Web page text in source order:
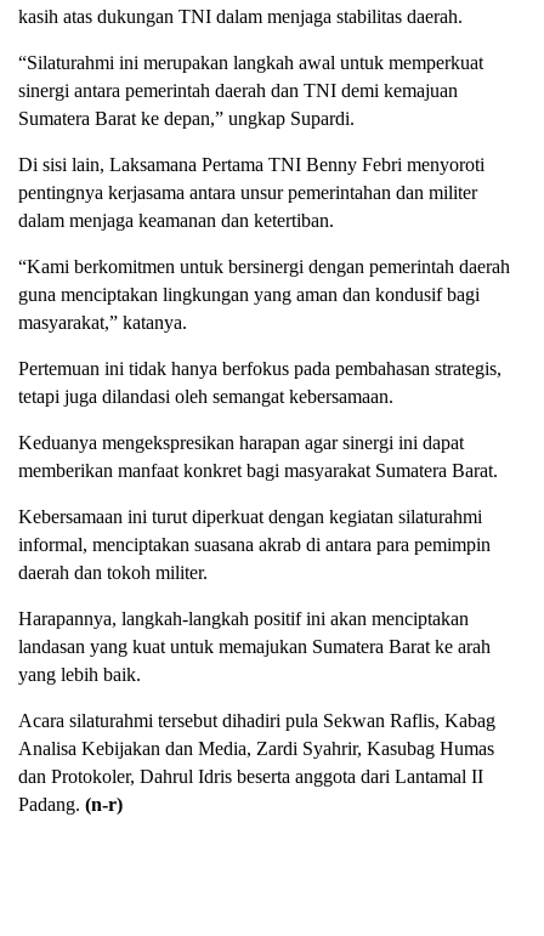
kasih atas dukungan TNI dalam menjaga stabilitas daerah.
“Silaturahmi ini merupakan langkah awal untuk memperkuat
sinergi antara pemerintah daerah dan TNI demi kemajuan
Sumatera Barat ke depan,” ungkap Supardi.
Di sisi lain, Laksamana Pertama TNI Benny Febri menyoroti
pentingnya kerjasama antara unsur pemerintahan dan militer
dalam menjaga keamanan dan ketertiban.
“Kami berkomitmen untuk bersinergi dengan pemerintah daerah
guna menciptakan lingkungan yang aman dan kondusif bagi
masyarakat,” katanya.
Pertemuan ini tidak hanya berfokus pada pembahasan strategis,
tetapi juga dilandasi oleh semangat kebersamaan.
Keduanya mengekspresikan harapan agar sinergi ini dapat
memberikan manfaat konkret bagi masyarakat Sumatera Barat.
Kebersamaan ini turut diperkuat dengan kegiatan silaturahmi
informal, menciptakan suasana akrab di antara para pemimpin
daerah dan tokoh militer.
Harapannya, langkah-langkah positif ini akan menciptakan
landasan yang kuat untuk memajukan Sumatera Barat ke arah
yang lebih baik.
Acara silaturahmi tersebut dihadiri pula Sekwan Raflis, Kabag
Analisa Kebijakan dan Media, Zardi Syahrir, Kasubag Humas
dan Protokoler, Dahrul Idris beserta anggota dari Lantamal II
Padang. (n-r)